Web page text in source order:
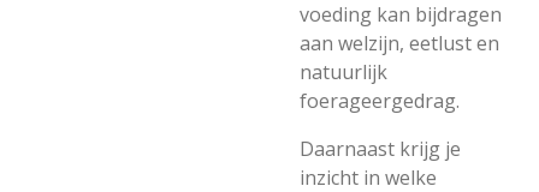
voeding kan bijdragen
aan welzijn, eetlust en
natuurlijk
foerageergedrag.
Daarnaast krijg je
inzicht in welke